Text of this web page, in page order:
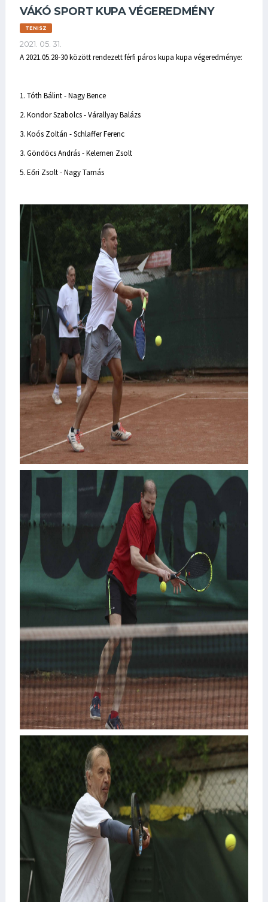
VÁKÓ SPORT KUPA VÉGEREDMÉNY
TENISZ
2021. 05. 31.
A 2021.05.28-30 között rendezett férfi páros kupa kupa végeredménye:
1. Tóth Bálint - Nagy Bence
2. Kondor Szabolcs - Várallyay Balázs
3. Koós Zoltán - Schlaffer Ferenc
3. Göndöcs András - Kelemen Zsolt
5. Eőri Zsolt - Nagy Tamás